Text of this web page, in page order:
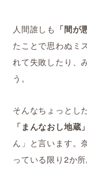
人間誰しも 「間が
たことで思わぬミ
れて失敗したり、
う。
そんなちょっとし
「まんなおし地蔵」
ん」と言います。
っている限り2か所